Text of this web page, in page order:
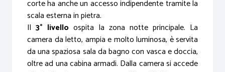
corte ha anche un accesso indipendente tramite la
scala esterna in pietra.
Il3° livello ospita la zona notte principale. La
camera da letto, ampia e molto luminosa, è servita
da una spaziosa sala da bagno con vasca e doccia,
oltre ad una cabina armadi. Dalla camera si accede